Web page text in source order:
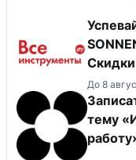
До 8
тему